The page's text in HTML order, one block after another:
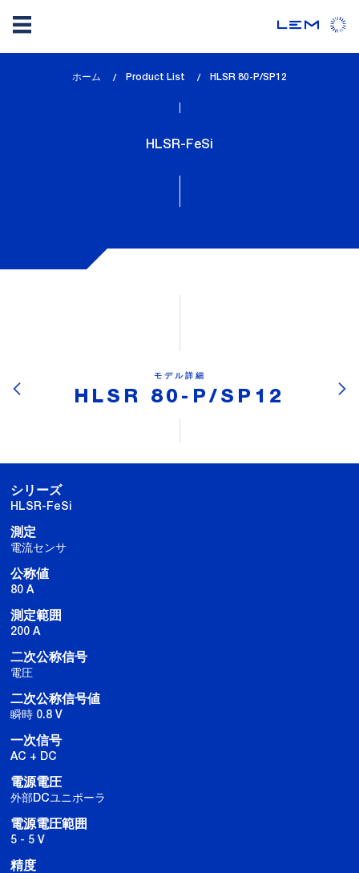
動
ホーム Product List
lem_current_page
HLSR 80-P/SP12
HLSR-FeSi
モデル詳細
HLSR 80-P/SP12
シリーズ
HLSR-FeSi
測定
電流センサ
公称値
80 A
測定範囲
200 A
二次公称信号
電圧
二次公称信号値
瞬時 0.8 V
一次信号
AC + DC
電源電圧
外部DCユニポーラ
電源電圧範囲
5 - 5 V
精度